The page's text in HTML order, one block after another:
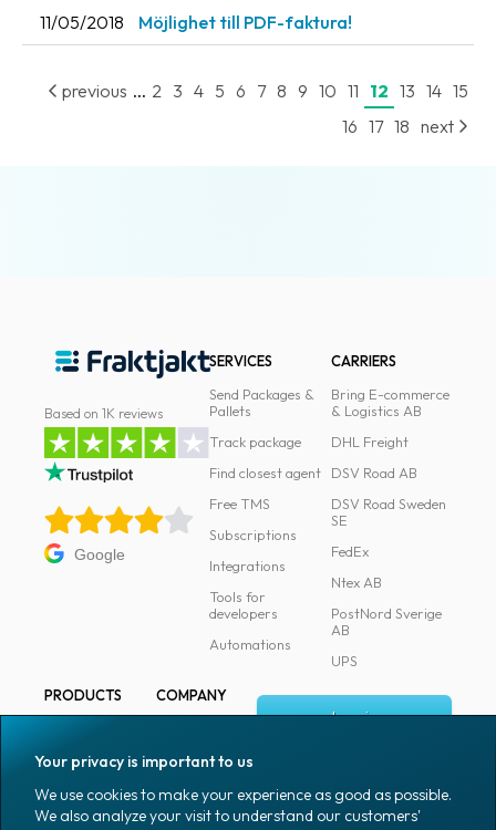
11/05/2018 Möjlighet till PDF-faktura!
previous ... 2 3 4 5 6 7 8 9 10 11 12 13 14 15
16 17 18 next
Based on 1K reviews
Google
SERVICES
Send Packages &
Pallets
Track package
Find closest agent
Free TMS
Subscriptions
Integrations
Tools for
developers
Automations
CARRIERS
Bring E-commerce
& Logistics AB
DHL Freight
DSV Road AB
DSV Road Sweden
SE
FedEx
Ntex AB
PostNord Sverige
AB
UPS
PRODUCTS
Marking
Packaging
Packaging
COMPANY
Media
Coworkers
Log in
Sign up
Your privacy is important to us
We use cookies to make your experience as good as possible.
We also analyze your visit to understand our customers'